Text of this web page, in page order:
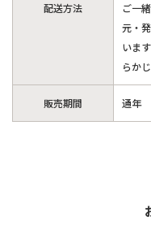
配送方法
ご一
元・
いま
らか
販売期間 通年